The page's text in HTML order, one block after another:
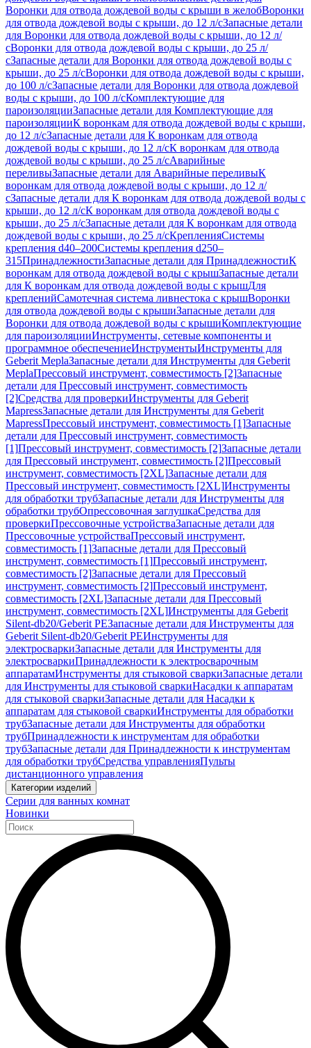
Воронки для отвода дождевой воды с крыши в желобВоронки
для отвода дождевой воды с крыши, до 12 л/сЗапасные детали
для Воронки для отвода дождевой воды с крыши, до 12 л/
сВоронки для отвода дождевой воды с крыши, до 25 л/
сЗапасные детали для Воронки для отвода дождевой воды с
крыши, до 25 л/сВоронки для отвода дождевой воды с крыши,
до 100 л/сЗапасные детали для Воронки для отвода дождевой
воды с крыши, до 100 л/сКомплектующие для
пароизоляцииЗапасные детали для Комплектующие для
пароизоляцииК воронкам для отвода дождевой воды с крыши,
до 12 л/сЗапасные детали для К воронкам для отвода
дождевой воды с крыши, до 12 л/сК воронкам для отвода
дождевой воды с крыши, до 25 л/сАварийные
переливыЗапасные детали для Аварийные переливыК
воронкам для отвода дождевой воды с крыши, до 12 л/
сЗапасные детали для К воронкам для отвода дождевой воды с
крыши, до 12 л/сК воронкам для отвода дождевой воды с
крыши, до 25 л/сЗапасные детали для К воронкам для отвода
дождевой воды с крыши, до 25 л/сКрепленияСистемы
крепления d40–200Системы крепления d250–
315ПринадлежностиЗапасные детали для ПринадлежностиК
воронкам для отвода дождевой воды с крышЗапасные детали
для К воронкам для отвода дождевой воды с крышДля
крепленийСамотечная система ливнестока с крышВоронки
для отвода дождевой воды с крышиЗапасные детали для
Воронки для отвода дождевой воды с крышиКомплектующие
для пароизоляцииИнструменты, сетевые компоненты и
программное обеспечениеИнструментыИнструменты для
Geberit MeplaЗапасные детали для Инструменты для Geberit
MeplaПрессовый инструмент, совместимость [2]Запасные
детали для Прессовый инструмент, совместимость
[2]Средства для проверкиИнструменты для Geberit
MapressЗапасные детали для Инструменты для Geberit
MapressПрессовый инструмент, совместимость [1]Запасные
детали для Прессовый инструмент, совместимость
[1]Прессовый инструмент, совместимость [2]Запасные детали
для Прессовый инструмент, совместимость [2]Прессовый
инструмент, совместимость [2XL]Запасные детали для
Прессовый инструмент, совместимость [2XL]Инструменты
для обработки трубЗапасные детали для Инструменты для
обработки трубОпрессовочная заглушкаСредства для
проверкиПрессовочные устройстваЗапасные детали для
Прессовочные устройстваПрессовый инструмент,
совместимость [1]Запасные детали для Прессовый
инструмент, совместимость [1]Прессовый инструмент,
совместимость [2]Запасные детали для Прессовый
инструмент, совместимость [2]Прессовый инструмент,
совместимость [2XL]Запасные детали для Прессовый
инструмент, совместимость [2XL]Инструменты для Geberit
Silent-db20/Geberit PEЗапасные детали для Инструменты для
Geberit Silent-db20/Geberit PEИнструменты для
электросваркиЗапасные детали для Инструменты для
электросваркиПринадлежности к электросварочным
аппаратамИнструменты для стыковой сваркиЗапасные детали
для Инструменты для стыковой сваркиНасадки к аппаратам
для стыковой сваркиЗапасные детали для Насадки к
аппаратам для стыковой сваркиИнструменты для обработки
трубЗапасные детали для Инструменты для обработки
трубПринадлежности к инструментам для обработки
трубЗапасные детали для Принадлежности к инструментам
для обработки трубСредства управленияПульты
дистанционного управления
Категории изделий
Серии для ванных комнат
Новинки